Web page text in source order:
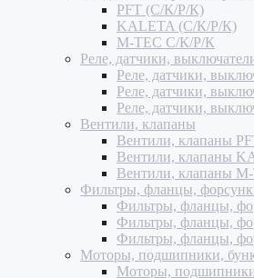
PFT (С/К/Р/К)
KALETA (С/К/Р/К)
M-TEC С/К/Р/К
Реле, датчики,
Реле, датчики,
Реле, датчики,
Реле, датчики,
Вентили, клапаны
Вентили, клапаны
Вентили, клапаны
Вентили, клапаны
Фильтры, фланцы,
Фильтры, фланцы,
Фильтры, фланцы,
Фильтры, фланцы,
Моторы, подшипники,
Моторы,